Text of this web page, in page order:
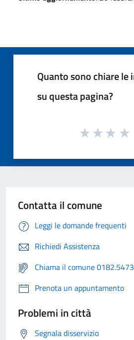
Quanto sono chiare
su questa pagina?
Contatta il comune
Leggi le domande frequenti
Richiedi Assistenza
Chiama il comune
Prenota un appuntamento
Problemi in città
Segnala disservizio